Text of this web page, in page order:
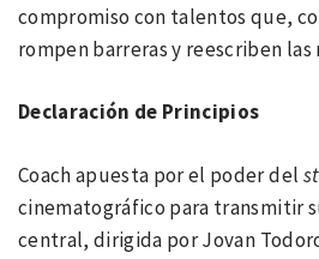
compromiso con talentos que,
rompen barreras y reescriben las
Declaración de Principios
Coach apuesta por el poder del
cinematográfico para transmitir
central, dirigida por Jovan